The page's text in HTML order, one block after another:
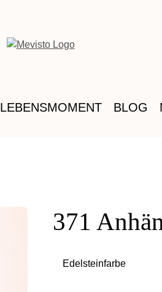
LEBENSMOMENT BLOG
371
Edelsteinfarbe
auswählen